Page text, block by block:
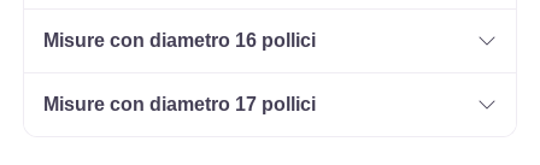
Misure con diametro 16 pollici
Misure con diametro 17 pollici